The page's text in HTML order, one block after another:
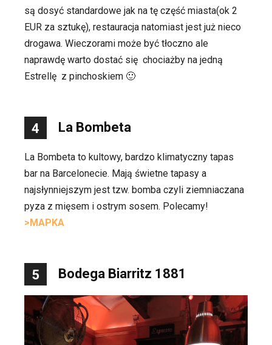
są dosyć standardowe jak na tę część miasta(ok 2
EUR za sztukę), restauracja natomiast jest już nieco
drogawa. Wieczorami może być tłoczno ale
naprawdę warto dostać się chociażby na jedną
Estrellę z pinchoskiem 🙂
4 La Bombeta
La Bombeta to kultowy, bardzo klimatyczny tapas
bar na Barcelonecie. Mają świetne tapasy a
najsłynniejszym jest tzw. bomba czyli ziemniaczana
pyza z mięsem i ostrym sosem. Polecamy!
>MAPKA
5 Bodega Biarritz 1881